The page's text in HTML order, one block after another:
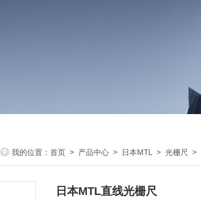
我的位置： 首页 > 产品中心 > 日本MTL > 光栅尺 >
日本MTL直线光栅尺